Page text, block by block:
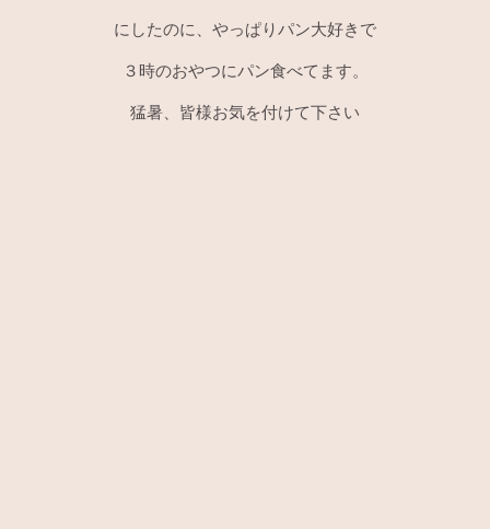
にしたのに、やっぱりパン大好きで
３時のおやつにパン食べてます。
猛暑、皆様お気を付けて下さい